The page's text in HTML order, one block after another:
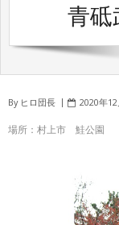
青砥
By ヒロ団長 2020年12
場所：村上市 鮭公園